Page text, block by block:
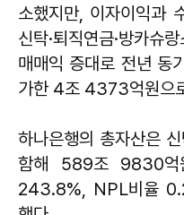
소했지만, 이자이익과
신탁·퇴직연금·방카슈
매매익 증대로 전년
가한 4조 4373억원으
하나은행의 총자산은
함해 589조 9830억
243.8%, NPL비율